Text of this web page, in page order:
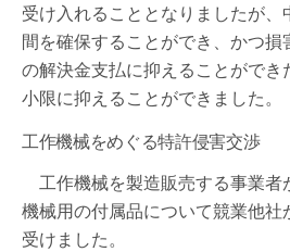
受け入れることとなりましたが
間を確保することができ、かつ
の解決金支払に抑えることができ
小限に抑えることができました。
工作機械をめぐる特許侵害交渉
工作機械を製造販売する事業者
機械用の付属品について競業他社
受けました。